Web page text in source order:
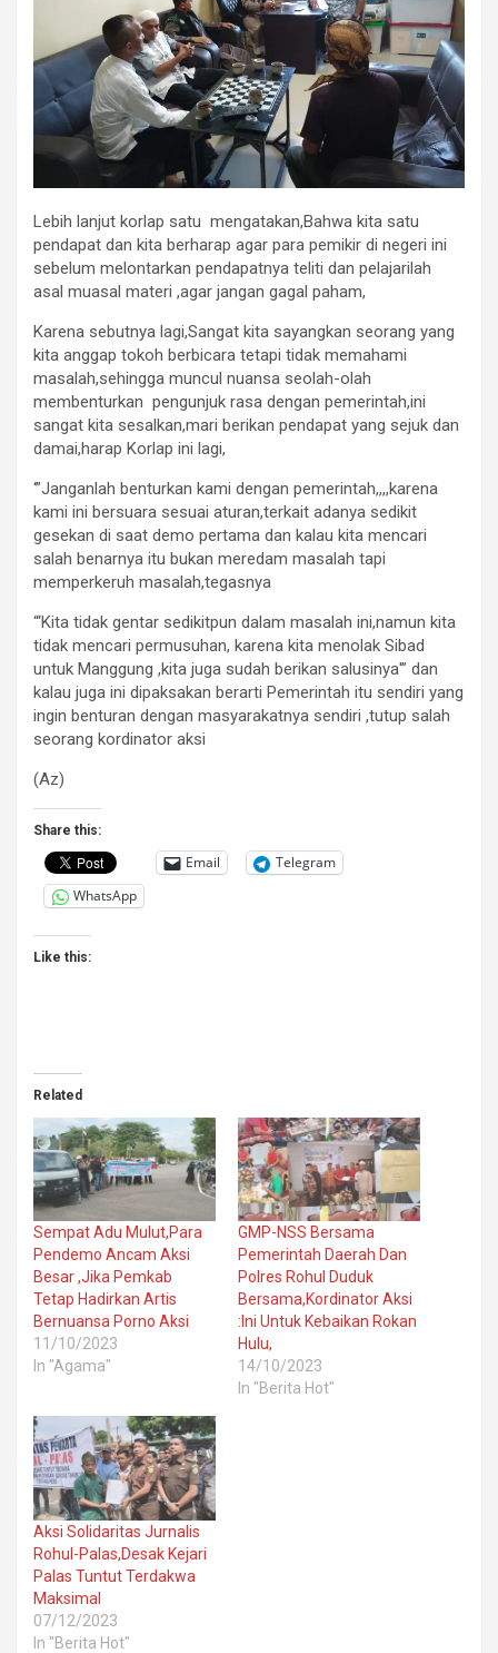
Lebih lanjut korlap satu mengatakan,Bahwa kita satu
pendapat dan kita berharap agar para pemikir di negeri ini
sebelum melontarkan pendapatnya teliti dan pelajarilah
asal muasal materi ,agar jangan gagal paham,
Karena sebutnya lagi,Sangat kita sayangkan seorang yang
kita anggap tokoh berbicara tetapi tidak memahami
masalah,sehingga muncul nuansa seolah-olah
membenturkan pengunjuk rasa dengan pemerintah,ini
sangat kita sesalkan,mari berikan pendapat yang sejuk dan
damai,harap Korlap ini lagi,
‘”Janganlah benturkan kami dengan pemerintah,,,,karena
kami ini bersuara sesuai aturan,terkait adanya sedikit
gesekan di saat demo pertama dan kalau kita mencari
salah benarnya itu bukan meredam masalah tapi
memperkeruh masalah,tegasnya
“‘Kita tidak gentar sedikitpun dalam masalah ini,namun kita
tidak mencari permusuhan, karena kita menolak Sibad
untuk Manggung ,kita juga sudah berikan salusinya'” dan
kalau juga ini dipaksakan berarti Pemerintah itu sendiri yang
ingin benturan dengan masyarakatnya sendiri ,tutup salah
seorang kordinator aksi
(Az)
Share this:
Email
Telegram
WhatsApp
Like this:
Related
Sempat Adu Mulut,Para
Pendemo Ancam Aksi
Besar ,Jika Pemkab
Tetap Hadirkan Artis
Bernuansa Porno Aksi
11/10/2023
In "Agama"
GMP-NSS Bersama
Pemerintah Daerah Dan
Polres Rohul Duduk
Bersama,Kordinator Aksi
:Ini Untuk Kebaikan Rokan
Hulu,
14/10/2023
In "Berita Hot"
Aksi Solidaritas Jurnalis
Rohul-Palas,Desak Kejari
Palas Tuntut Terdakwa
Maksimal
07/12/2023
In "Berita Hot"